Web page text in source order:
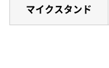
マイクスタンド